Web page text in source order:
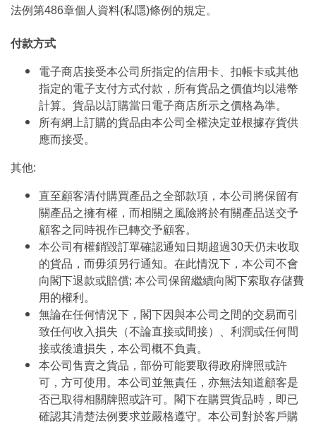
法例第486章個人資料(私隱)條例的規定。
付款方式
電子商店接受本公司所指定的信用卡、扣帳卡或其他
指定的電子支付方式付款，所有貨品之價值均以港幣
計算。貨品以訂購當日電子商店所示之價格為準。
所有網上訂購的貨品由本公司全權決定並根據存貨供
應而接受。
其他:
直至顧客清付購買產品之全部款項，本公司將保留有
關產品之擁有權，而相關之風險將於有關產品送交予
顧客之同時視作已轉交予顧客。
本公司有權銷毀訂單確認通知日期超過30天仍未收取
的貨品，而毋須另行通知。在此情況下，本公司不會
向閣下退款或賠償; 本公司保留繼續向閣下索取存儲費
用的權利。
無論在任何情況下，閣下因與本公司之間的交易而引
致任何收入損失（不論直接或間接）、利潤或任何間
接或後遺損失，本公司概不負責。
本公司售賣之貨品，部份可能要取得政府牌照或許
可，方可使用。本公司並無責任，亦無法知道顧客是
否已取得相關牌照或許可。閣下在購買貨品時，即已
確認其清楚法例要求並嚴格遵守。本公司對於客戶購